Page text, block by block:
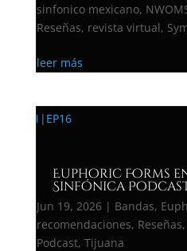
sinfonico mexicano,
Reseñas, revista virtual,
leer más
Euphoric Forms
Sinfónica Podcast
Jun 19, 2026| Bandas,
recomendaciones, Reseñas,
Podcast, Tijuana